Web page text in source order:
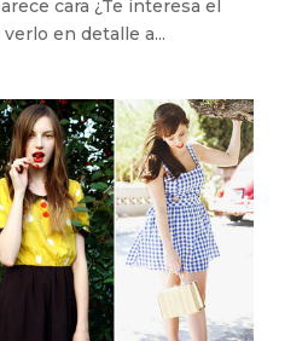
cara ¿Te interesa el
en detalle a...